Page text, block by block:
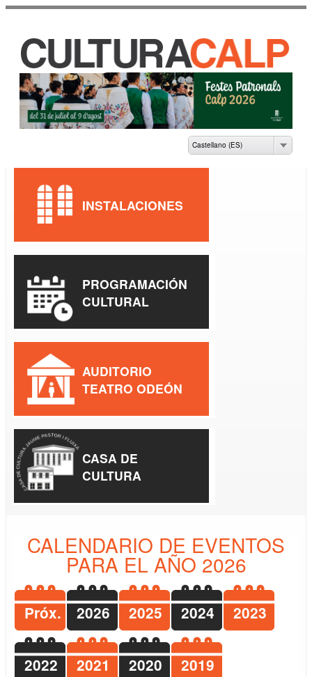
principal
CASA DE CULTURA
JAUME PASTOR I
Castellano (ES)
CALENDARIO DE EVENTOS
PARA EL AÑO 2026
Próx. 2026 2025 2024 2023
2022 2021 2020 2019
INSTALACIONES
PROGRAMACIÓN
CULTURAL
AUDITORIO
TEATRO ODEÓN
CASA DE
CULTURA